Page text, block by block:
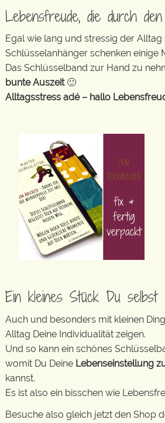
Lebensfreude, die durch
Egal wie lang und stressig der Alltag
Schlüsselanhänger schenken einige
Das Schlüsselband zur Hand zu
bunte Auszeit🙂
Alltagsstress adé – hallo
Ein kleines Stück Du selbst
Auch und besonders mit kleinen
Alltag Deine Individualität zeigen.
Und so kann ein schönes
womit Du Deine Lebenseinstellung
kannst.
Es ist also ein bisschen wie
Besuche also gleich jetzt den Shop